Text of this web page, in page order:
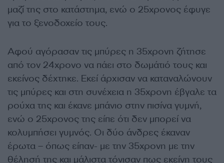
μαζί της στο κατάστημα, ενώ ο 25χρονος έφυγε
για το ξενοδοχείο τους.
Αφού αγόρασαν τις μπύρες η 35χρονη ζήτησε
από τον 24χρονο να πάει στο δωμάτιό τους και
εκείνος δέχτηκε. Εκεί άρχισαν να καταναλώνουν
τις μπύρες και στη συνέχεια η 35χρονη έβγαλε τα
ρούχα της και έκανε μπάνιο στην πισίνα γυμνή,
ενώ ο 25χρονος της είπε ότι δεν μπορεί να
κολυμπήσει γυμνός. Οι δύο άνδρες έκαναν
έρωτα – όπως είπαν- με την 35χρονη με την
θέλησή της και μάλιστα τόνισαν πως εκείνη τους